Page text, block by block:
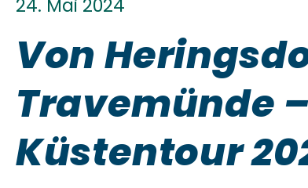
24. Mai 2024
Von
Travemünde
Küstentour